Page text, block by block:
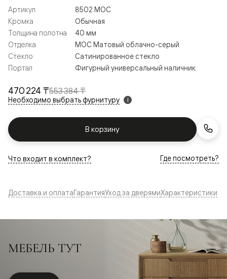
470 224 ₸553 384 ₸
Необходимо выбрать фурнитуру i
В корзину
Артикул
8502 МОС
Кромка
Обычная
Толщина полотна
40 мм
Отделка
МОС Матовый облачно-серый
Стекло
Сатинированное стекло
Портал
Фигурный универсальный наличник
Что входит в комплект? Где посмотреть?
Доставка и оплатаГарантияУход за дверямиХарактеристики
МЕБЕЛЬ ТУТ